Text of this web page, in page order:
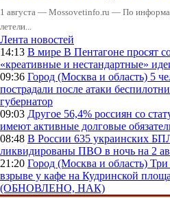
1 августа — Mossovetinfo.ru — По
летели...
Лента новостей
14:13 В мире В Пентагоне просят
«креативные и нестандартные»
09:36 Город (Москва и область) 5
пострадали после атаки
губернатор
09:03 Другое 56,4% россиян со
имеют активные долговые
08:48 В России 635 украинских
ликвидированы ПВО в ночь на 2
21:20 Город (Москва и область) Три
взрыве у кафе на Кудринской
(ОБНОВЛЕНО, НАК)